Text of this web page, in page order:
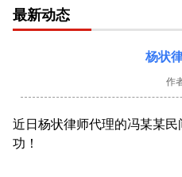
最新动态
杨状
作
近日杨状律师代理的冯某某
功！